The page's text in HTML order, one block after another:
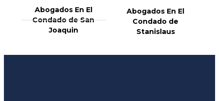
Abogados En El
Condado de San
Joaquin
Abogados En El
Condado de
Stanislaus